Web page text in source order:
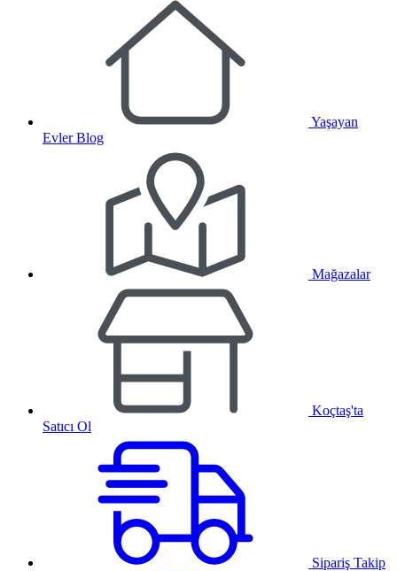
Yaşayan
Evler Blog
Mağazalar
Koçtaş'ta
Satıcı Ol
Sipariş Takip